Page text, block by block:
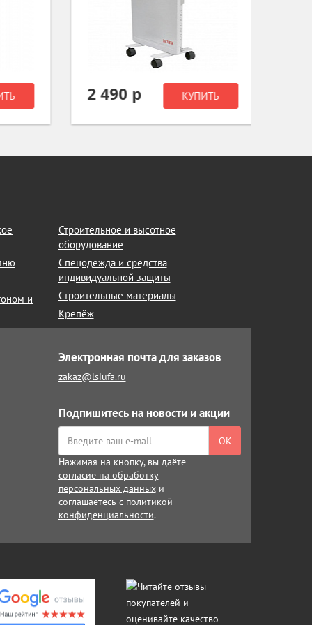
2 490 р КУПИТЬ
и
Строительное и высотное
оборудование
Спецодежда и средства
индивидуальной защиты
Строительные материалы
Крепёж
Электронная почта для заказов
zakaz@lsiufa.ru
Подпишитесь на новости и акции
ОК
Нажимая на кнопку, вы даёте
согласие на обработку
персональных данныхи
соглашаетесь с политикой
конфиденциальности.